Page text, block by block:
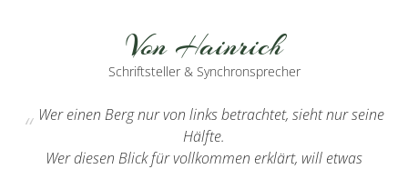
Von Hainrich
Schriftsteller & Synchronsprecher
Wer einen Berg nur von links betrachtet, sieht nur seine
Hälfte.
Wer diesen Blick für vollkommen erklärt, will etwas